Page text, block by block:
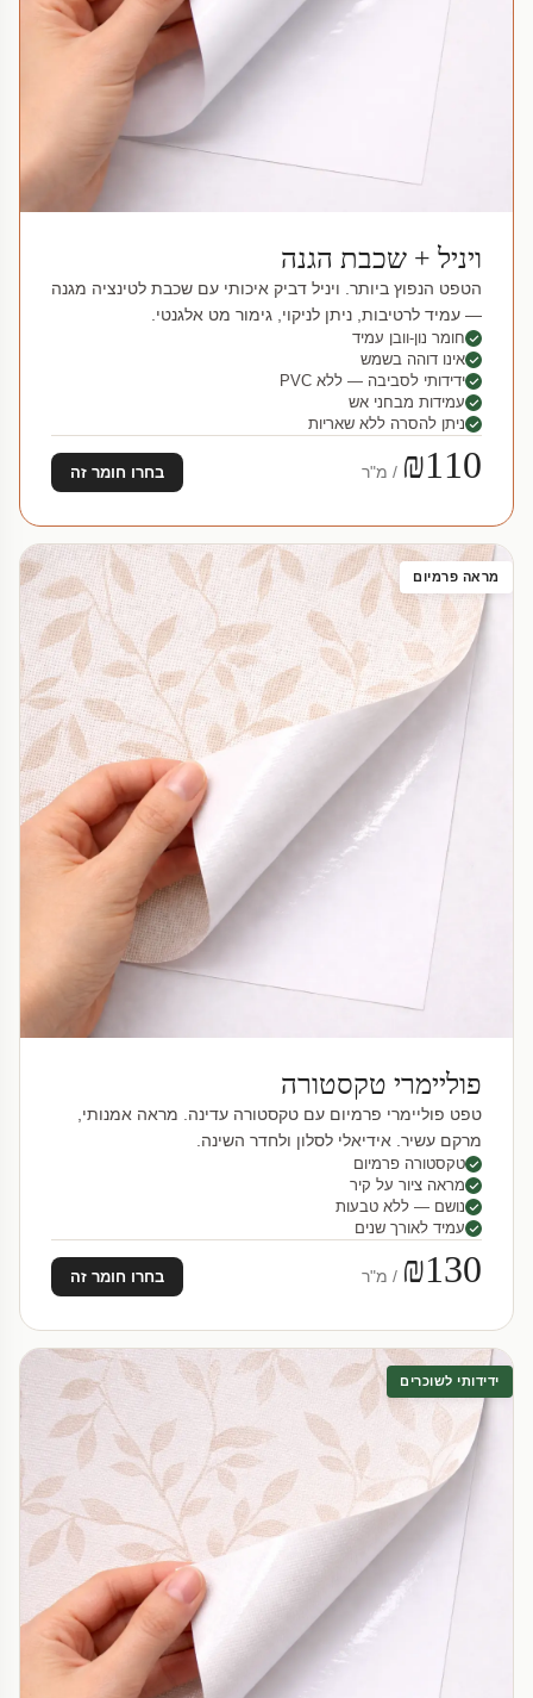
ויניל + שכבת הגנה
הטפט הנפוץ ביותר. ויניל דביק איכותי עם שכבת לטינציה מגנה
— עמיד לרטיבות, ניתן לניקוי, גימור מט אלגנטי.
חומר נון-וובן עמיד
אינו דוהה בשמש
ידידותי לסביבה — ללא PVC
עמידות מבחני אש
ניתן להסרה ללא שאריות
₪110 / מ"ר בחרו חומר זה
מראה פרמיום
פוליימרי טקסטורה
טפט פוליימרי פרמיום עם טקסטורה עדינה. מראה אמנותי,
מרקם עשיר. אידיאלי לסלון ולחדר השינה.
טקסטורה פרמיום
מראה ציור על קיר
נושם — ללא טבעות
עמיד לאורך שנים
₪130 / מ"ר בחרו חומר זה
ידידותי לשוכרים